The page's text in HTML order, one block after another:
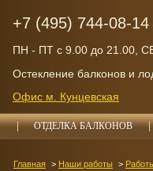
+7 (495) 744-08-14
ПН - ПТ с 9.00 до 21.00,
Остекление балконов и
Офис м. Кунцевская
ОТДЕЛКА БАЛКОНОВ
Главная Наши работы